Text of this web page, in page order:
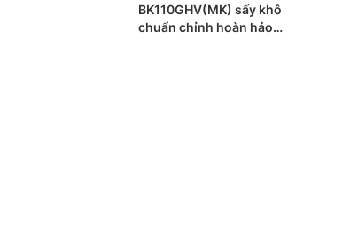
BK110GHV(MK) sấy khô
chuẩn chỉnh hoàn hảo